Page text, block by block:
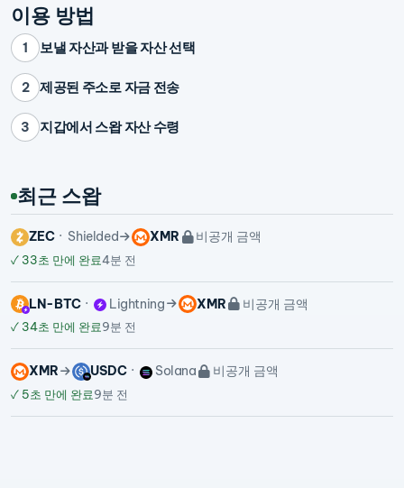
이용 방법
1 보낼 자산과 받을 자산 선택
2 제공된 주소로 자금 전송
3 지갑에서 스왑 자산 수령
최근 스왑
ZEC Shielded XMR 비공개 금액
✓ 33초 만에 완료4분 전
LN-BTC Lightning XMR 비공개 금액
✓ 34초 만에 완료9분 전
XMR USDC Solana 비공개 금액
✓ 5초 만에 완료9분 전